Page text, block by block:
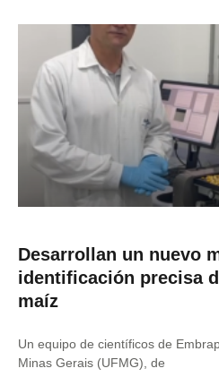
Desarrollan un nuevo
identificación precisa
maíz
Un equipo de científicos de
Minas Gerais (UFMG), de